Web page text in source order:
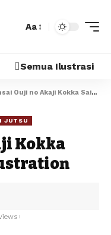
Aa
Semua Ilustrasi
Ouji no Akaji Kokka Saisei Jutsu V8 Illustration
JUTSU
Kokka